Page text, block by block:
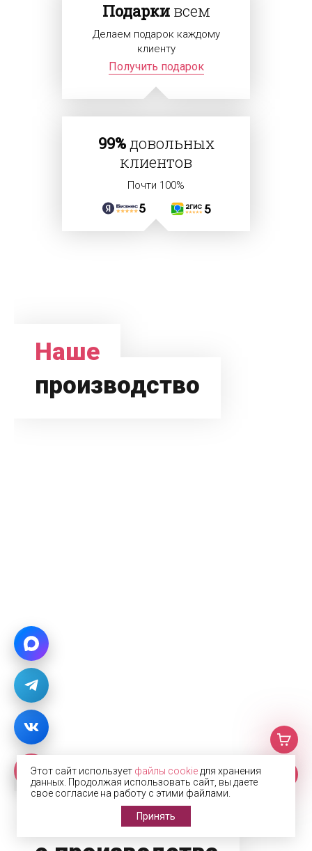
Подаркивсем
Делаем подарок каждому
клиенту
Получить подарок
99%довольных
клиентов
Почти 100%
Наше
производство
Этот сайт использует файлы cookie для хранения
данных. Продолжая использовать сайт, вы даете
свое согласие на работу с этими файлами.
Принять